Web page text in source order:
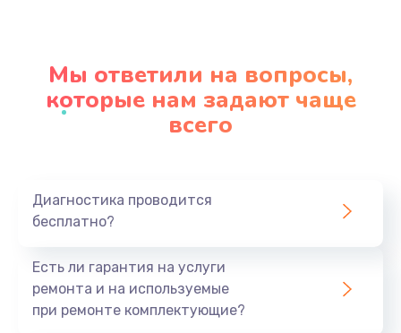
Заказать
Замена экрана
Замена шлейфа матрицы
Заказать
Мы ответили на вопросы,
которые нам задают чаще
всего
Диагностика проводится
бесплатно?
Есть ли гарантия на услуги
ремонта и на используемые
при ремонте комплектующие?